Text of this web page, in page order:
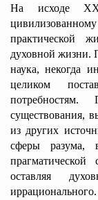
На исходе
практической
духовной жизни.
наука, некогда
целиком
существования,
из других
сферы разума,
прагматической
оставляя